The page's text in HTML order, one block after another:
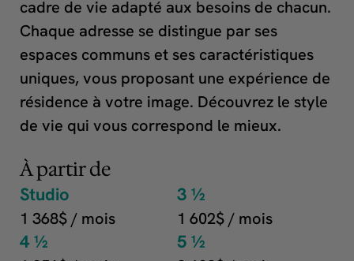
cadre de vie adapté aux besoins de chacun.
Chaque adresse se distingue par ses
espaces communs et ses caractéristiques
uniques, vous proposant une expérience de
résidence à votre image. Découvrez le style
de vie qui vous correspond le mieux.
À partir de
Studio
1 368$ / mois
3 ½
1 602$ / mois
4 ½ 5 ½